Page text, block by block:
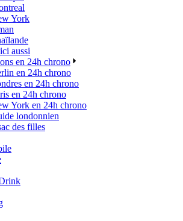
York
aussi
en 24h chrono
en 24h chrono
en 24h chrono
en 24h chrono
York en 24h chrono
londonnien
des filles